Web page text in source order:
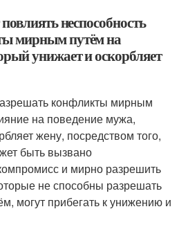
неспособность
мирным путём на
унижает и оскорбляет
конфликты мирным
на поведение мужа,
жену, посредством того,
быть вызвано
и мирно разрешить
не способны разрешать
могут прибегать к унижению и